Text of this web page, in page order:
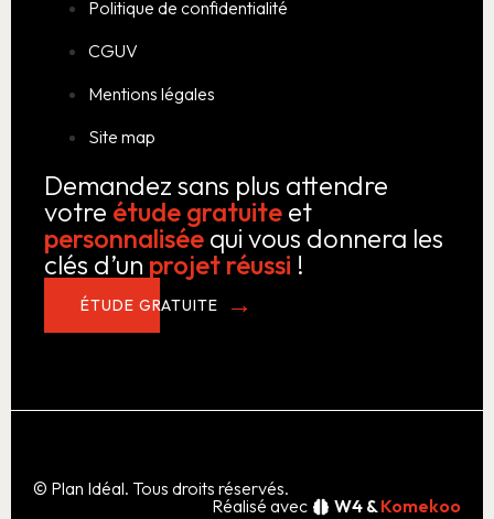
Politique de confidentialité
CGUV
Mentions légales
Site map
Demandez sans plus attendre
votre étude gratuite et
personnalisée qui vous donnera les
clés d’un projet réussi !
ÉTUDE GRATUITE
© Plan Idéal. Tous droits réservés.
Réalisé avec
W4 &Komekoo